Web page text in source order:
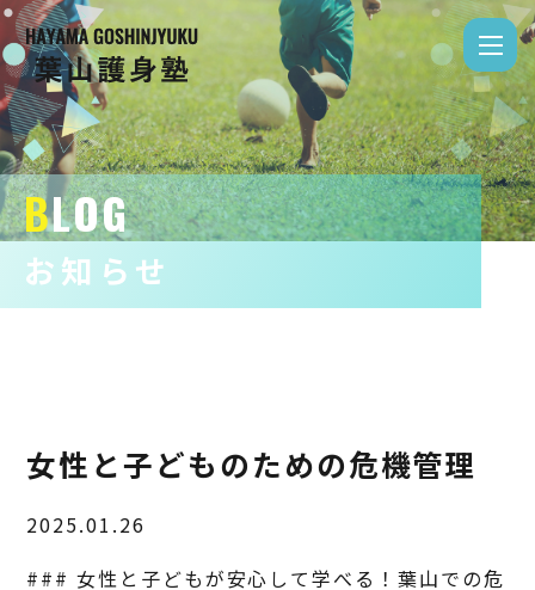
BLOG
お知らせ
Copyright © 2026
女性と子どものための危機管理
2025.01.26
### 女性と子どもが安心して学べる！葉山での危